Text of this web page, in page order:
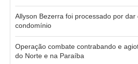
Allyson Bezerra foi processado por
condomínio
Operação combate contrabando e
do Norte e na Paraíba